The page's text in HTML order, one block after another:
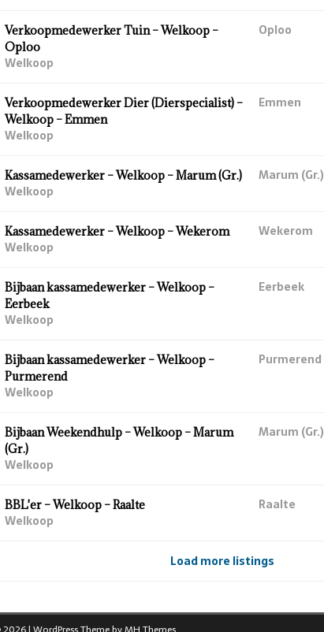
Verkoopmedewerker Tuin – Welkoop –
Oploo
Welkoop
Oploo
Verkoopmedewerker Dier (Dierspecialist) –
Welkoop – Emmen
Welkoop
Emmen
Kassamedewerker – Welkoop – Marum (Gr.)
Welkoop
Marum (Gr.)
Kassamedewerker – Welkoop – Wekerom
Welkoop
Wekerom
Bijbaan kassamedewerker – Welkoop –
Eerbeek
Welkoop
Eerbeek
Bijbaan kassamedewerker – Welkoop –
Purmerend
Welkoop
Purmerend
Bijbaan Weekendhulp – Welkoop – Marum
(Gr.)
Welkoop
Marum (Gr.)
BBL'er – Welkoop – Raalte
Welkoop
Raalte
Load more listings